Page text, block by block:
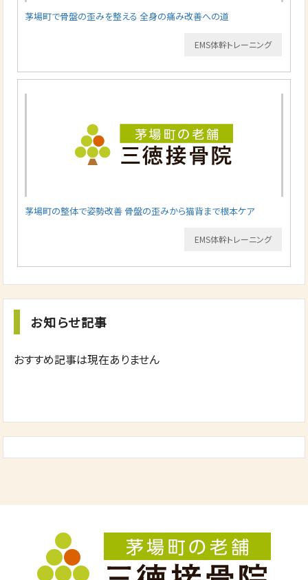
茅場町で骨盤の歪みを整える 全身の痛み改善への道
EMS体幹トレーニング
茅場町の整体で姿勢改善 骨盤の歪みから猫背まで根本ケア
EMS体幹トレーニング
お知らせ記事
おすすめ記事は現在ありません